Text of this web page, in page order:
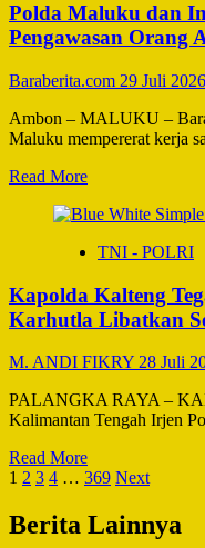
Musim
Kemarau,
Polri
Siagakan
48
Ribu
Personel
Sabhara
untuk
Karhutla
Polda Maluku dan
Pengawasan Orang
Baraberita.com 29 Juli 2026
Ambon – MALUKU –
Maluku mempererat kerja
Read MoreRead
about
Maluku
Imigrasi
Perkuat
Sinergi
Pengawasan
Orang
Asing
di
Wilayah
Perbatasan
TNI - POLRI
Kapolda Kalteng
Karhutla Libatkan
M. ANDI FIKRY 28 Juli
PALANGKA RAYA –
Kalimantan Tengah Irjen
Read MoreRead
more
Kapolda
Kalteng
Paginasi
pos
1 2 3 4 … 369 Next
Berita Lainnya